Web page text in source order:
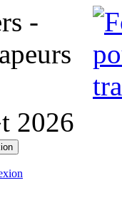
2026